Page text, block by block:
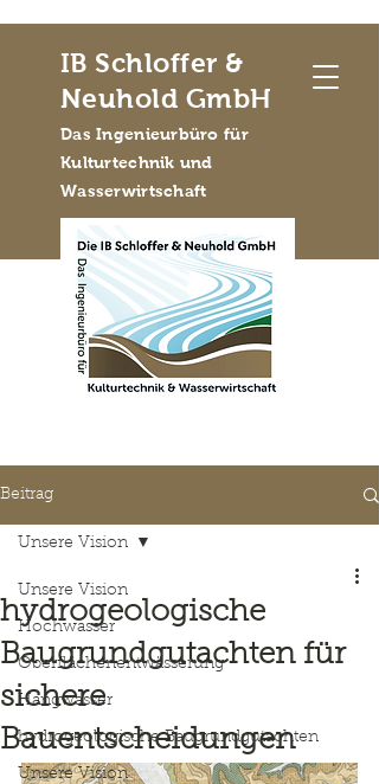
IB Schloffer &
Neuhold GmbH
Das Ingenieurbüro für
Kulturtechnik und
Wasserwirtschaft
Beitrag
Unsere Vision
Hochwasser
Oberflächenentwässerung
Hangwasser
hydrogeologische Baugrundgutachten
Unsere Vision
Unsere Vision
hydrogeologische
Baugrundgutachten für
sichere
Bauentscheidungen